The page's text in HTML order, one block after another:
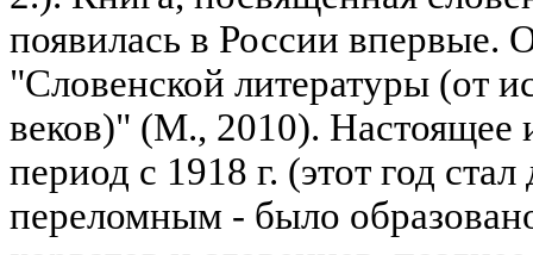
появилась в России впервые.
"Словенской литературы (от
веков)" (М., 2010). Настоящее
период с 1918 г. (этот год
переломным - было